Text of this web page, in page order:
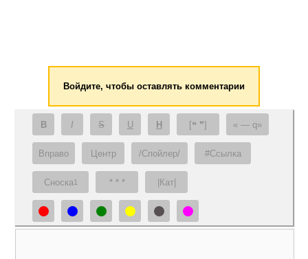
Войдите, чтобы оставлять комментарии
B I S U H [❝ ❞] — q
Вправо Центр /Спойлер/ #Ссылка
Сноска1 * * * |Кат|